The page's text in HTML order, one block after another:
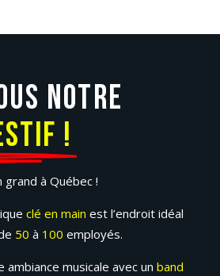
notre
!
à Québec !
clé en main est l’endroit idéal
50 à 100 employés.
ambiance musicale avec unband